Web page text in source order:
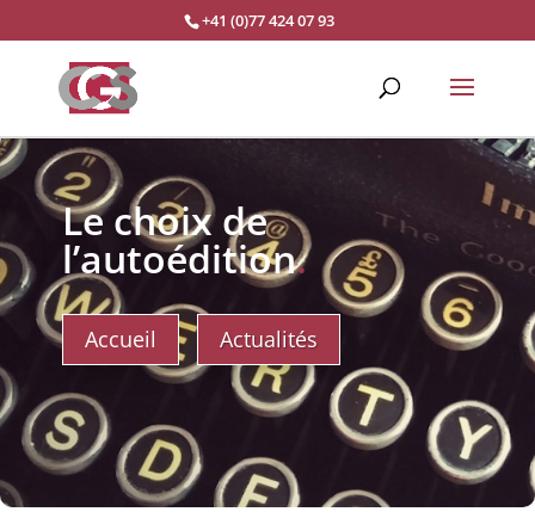
+41 (0)77 424 07 93
Le choix de
l’autoédition.
Accueil Actualités